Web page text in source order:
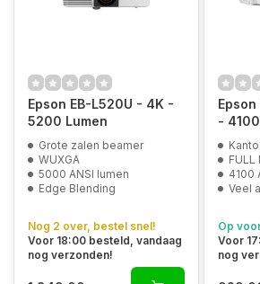
Epson EB-L520U - 4K -
5200 Lumen
Grote zalen beamer
WUXGA
5000 ANSI lumen
Edge Blending
Nog 2 over, bestel snel!
Voor 18:00 besteld, vandaag
nog verzonden!
-
FULL
4100
Veel
Op
Voor
nog